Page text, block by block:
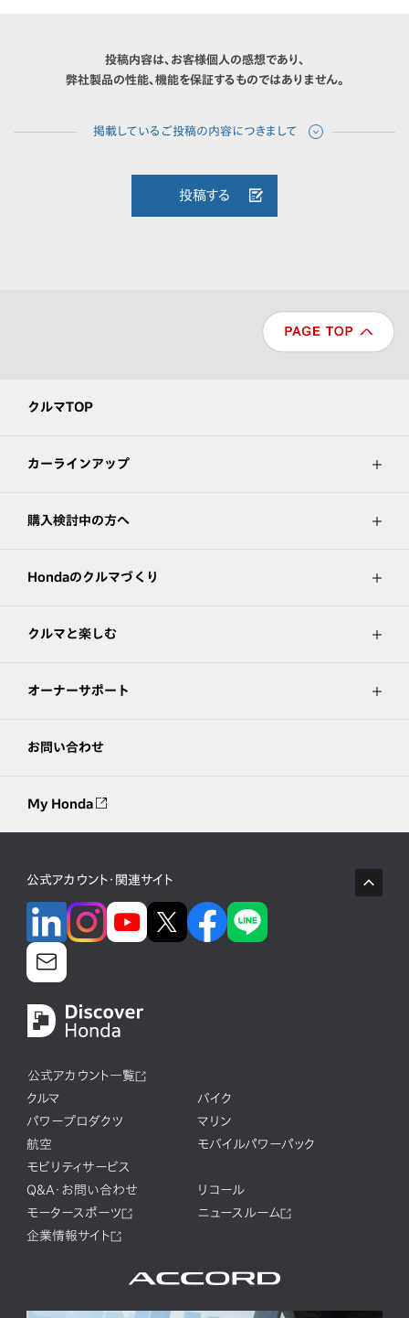
投稿内容は、お客様個人の感想であり、
弊社製品の性能、機能を保証するものではありません。
投稿する
クルマTOP
カーラインアップ
購入検討中の方へ
Hondaのクルマづくり
クルマと楽しむ
オーナーサポート
お問い合わせ
My Honda
公式アカウント・関連サイト
公式アカウント一覧
クルマ
バイク
パワープロダクツ
マリン
航空
モバイルパワーパック
モビリティサービス
Q&A・お問い合わせ
リコール
モータースポーツ
ニュースルーム
企業情報サイト